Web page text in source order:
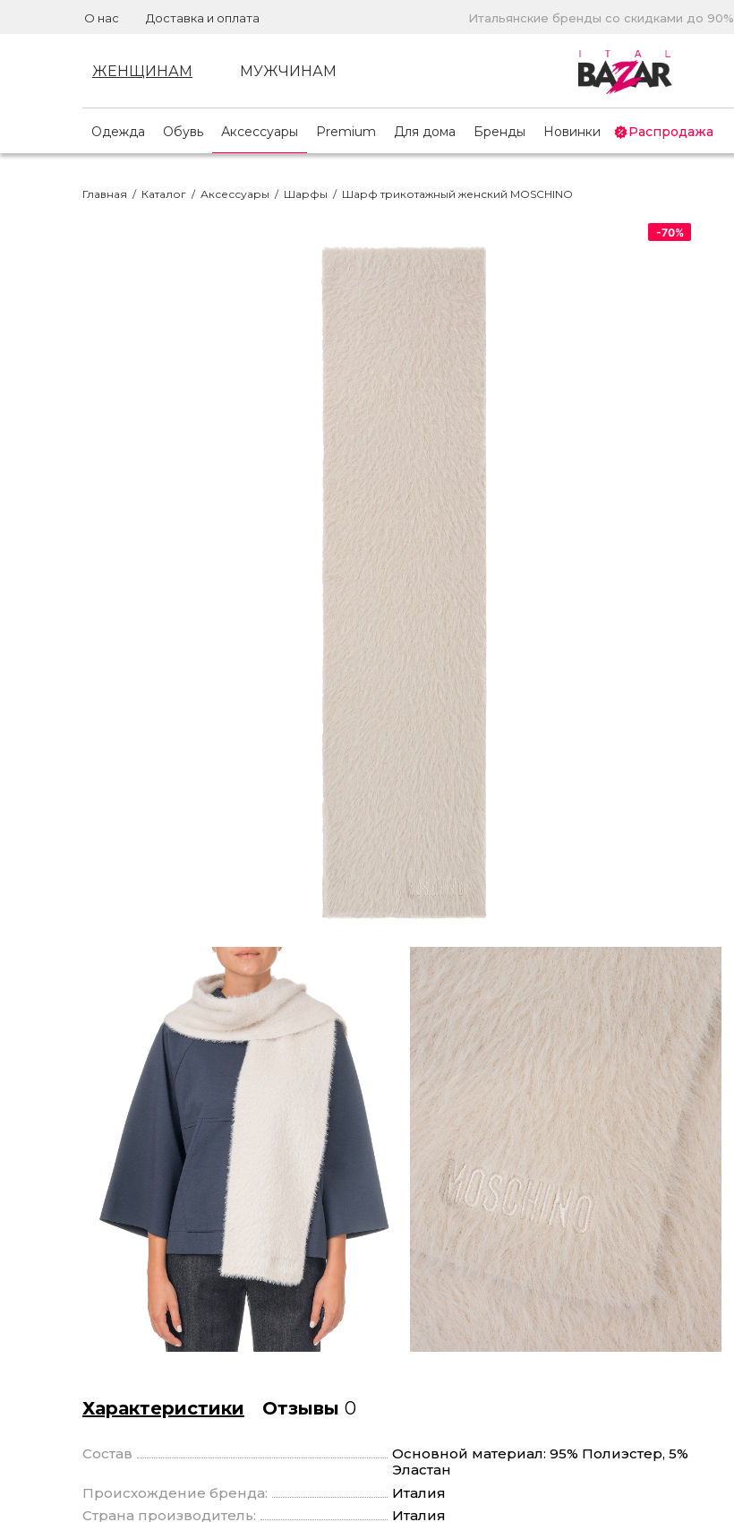
О нас Доставка и оплата Итальянские бренды со скидками до 90%
ЖЕНЩИНАМ МУЖЧИНАМ
Одежда Обувь Аксессуары Premium Для дома Бренды Новинки Распродажа
Главная / Каталог / Аксессуары / Шарфы / Шарф трикотажный женский MOSCHINO
-70%
Характеристики Отзывы 0
Состав
Основной материал: 95% Полиэстер, 5%
Эластан
Происхождение бренда:
Италия
Страна производитель:
Италия